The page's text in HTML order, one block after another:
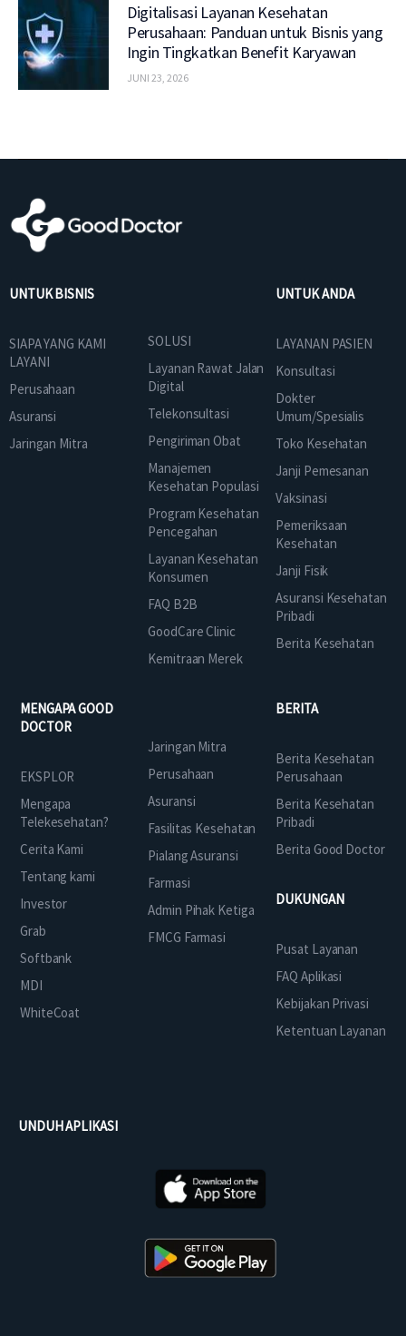
Digitalisasi Layanan Kesehatan
Perusahaan: Panduan untuk Bisnis yang
Ingin Tingkatkan Benefit Karyawan
JUNI 23, 2026
UNTUK BISNIS
SIAPA YANG KAMI
LAYANI
Perusahaan
Asuransi
Jaringan Mitra
SOLUSI
Layanan Rawat Jalan
Digital
Telekonsultasi
Pengiriman Obat
Manajemen
Kesehatan Populasi
Program Kesehatan
Pencegahan
Layanan Kesehatan
Konsumen
FAQ B2B
GoodCare Clinic
Kemitraan Merek
UNTUK ANDA
LAYANAN PASIEN
Konsultasi
Dokter
Umum/Spesialis
Toko Kesehatan
Janji Pemesanan
Vaksinasi
Pemeriksaan
Kesehatan
Janji Fisik
Asuransi Kesehatan
Pribadi
Berita Kesehatan
MENGAPA GOOD
DOCTOR
EKSPLOR
Mengapa
Telekesehatan?
Cerita Kami
Tentang kami
Investor
Grab
Softbank
MDI
WhiteCoat
Jaringan Mitra
Perusahaan
Asuransi
Fasilitas Kesehatan
Pialang Asuransi
Farmasi
Admin Pihak Ketiga
FMCG Farmasi
BERITA
Berita Kesehatan
Perusahaan
Berita Kesehatan
Pribadi
Berita Good Doctor
DUKUNGAN
Pusat Layanan
FAQ Aplikasi
Kebijakan Privasi
Ketentuan Layanan
UNDUH APLIKASI